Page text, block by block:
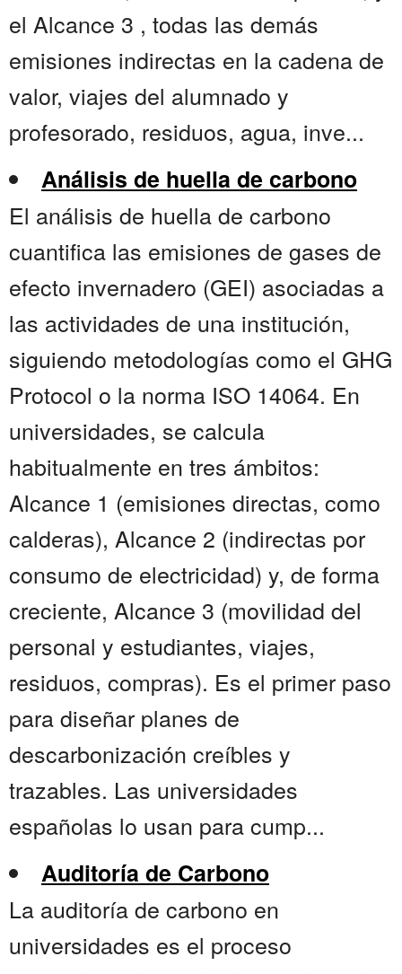
el Alcance 3 , todas las demás
emisiones indirectas en la cadena de
valor, viajes del alumnado y
profesorado, residuos, agua, inve...
Análisis de huella de carbono
El análisis de huella de carbono
cuantifica las emisiones de gases de
efecto invernadero (GEI) asociadas a
las actividades de una institución,
siguiendo metodologías como el GHG
Protocol o la norma ISO 14064. En
universidades, se calcula
habitualmente en tres ámbitos:
Alcance 1 (emisiones directas, como
calderas), Alcance 2 (indirectas por
consumo de electricidad) y, de forma
creciente, Alcance 3 (movilidad del
personal y estudiantes, viajes,
residuos, compras). Es el primer paso
para diseñar planes de
descarbonización creíbles y
trazables. Las universidades
españolas lo usan para cump...
Auditoría de Carbono
La auditoría de carbono en
universidades es el proceso